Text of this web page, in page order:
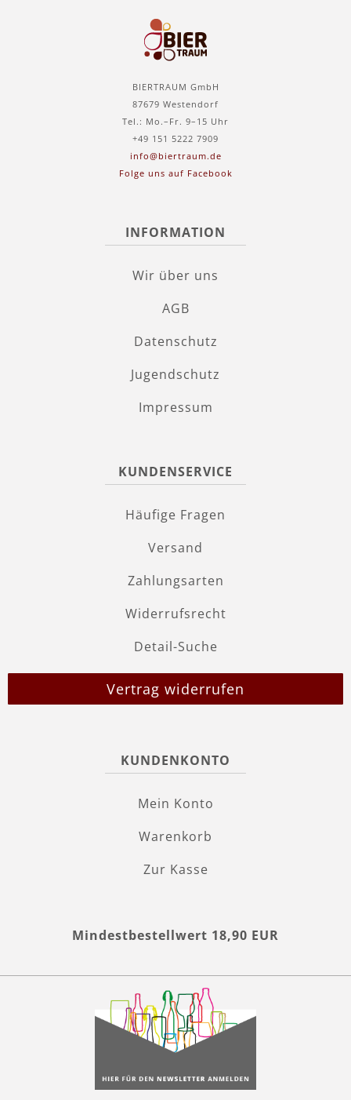
BIERTRAUM GmbH
87679 Westendorf
Tel.: Mo.–Fr. 9–15 Uhr
+49 151 5222 7909
info@biertraum.de
Folge uns auf Facebook
INFORMATION
Wir über uns
AGB
Datenschutz
Jugendschutz
Impressum
KUNDENSERVICE
Häufige Fragen
Versand
Zahlungsarten
Widerrufsrecht
Detail-Suche
Vertrag widerrufen
KUNDENKONTO
Mein Konto
Warenkorb
Zur Kasse
Mindestbestellwert 18,90 EUR